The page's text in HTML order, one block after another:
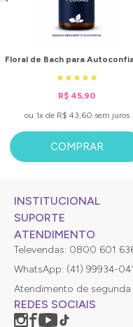
Floral de Bach para
R$ 45,90
ou 1x de R$ 43,60 sem juros
COMPRAR
INSTITUCIONAL
SUPORTE
ATENDIMENTO
Televendas: 0800 601
WhatsApp: (41) 99934-
Atendimento de
REDES SOCIAIS